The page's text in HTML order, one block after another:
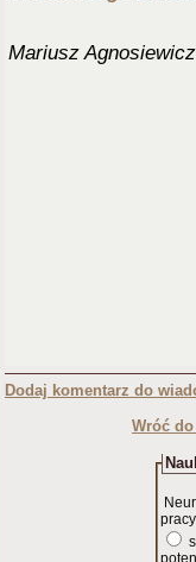
Mariusz Agnosiewicz
Dodaj komentarz do
Wróć